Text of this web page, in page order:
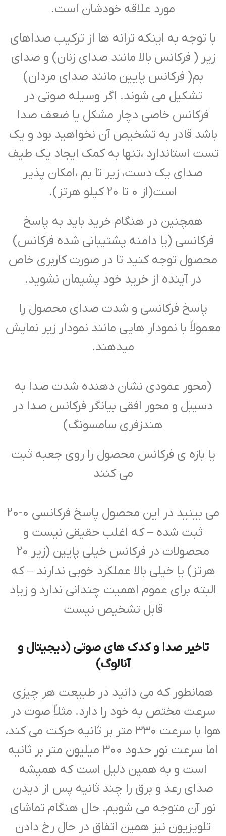
مورد علاقه خودشان است.
با توجه به اینکه ترانه ها از ترکیب صداهای
زیر ( فرکانس بالا مانند صدای زنان) و صدای
بم( فرکانس پایین مانند صدای مردان)
تشکیل می شوند. اگر وسیله صوتی در
فرکانس خاصی دچار مشکل یا ضعف صدا
باشد قادر به تشخیص آن نخواهید بود و یک
تست استاندارد ،تنها به کمک ایجاد یک طیف
صدای یک دست، زیر تا بم ،امکان پذیر
است(از 0 تا 20 کیلو هرتز).
همچنین در هنگام خرید باید به پاسخ
فرکانسی (یا دامنه پشتیبانی شده فرکانس)
محصول توجه کنید تا در صورت کاربری خاص
در آینده از خرید خود پشیمان نشوید.
پاسخ فرکانسی و شدت صدای محصول را
معمولاً با نمودار هایی مانند نمودار زیر نمایش
میدهند.
(محور عمودی نشان دهنده شدت صدا به
دسیبل و محور افقی بیانگر فرکانس صدا در
هندزفری سامسونگ)
یا بازه ی فرکانس محصول را روی جعبه ثبت
می کنند
می بینید در این محصول پاسخ فرکانسی 0-20
ثبت شده – که اغلب حقیقی نیست و
محصولات در فرکانس خیلی پایین (زیر 20
هرتز) یا خیلی بالا عملکرد خوبی ندارند – که
البته برای عموم اهمیت چندانی ندارد و زیاد
قابل تشخیص نیست
تاخیر صدا و کدک های صوتی (دیجیتال و
آنالوگ)
همانطور که می دانید در طبیعت هر چیزی
سرعت مختص به خود را دارد. مثلاً صوت در
هوا با سرعت ۳۳۰ متر بر ثانیه حرکت می کند،
اما سرعت نور حدود ۳۰۰ میلیون متر بر ثانیه
است و به همین دلیل است که همیشه
صدای رعد و برق را چند ثانیه پس از دیدن
نور آن متوجه می شویم. حال هنگام تماشای
تلویزیون نیز همین اتفاق در حال رخ دادن